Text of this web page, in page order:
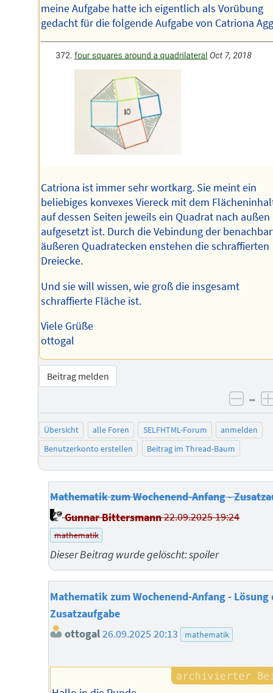
meine Aufgabe hatte ich eigentlich als Vorübung
gedacht für die folgende Aufgabe von Catriona
Catriona ist immer sehr wortkarg. Sie meint ein
beliebiges konvexes Viereck mit dem
auf dessen Seiten jeweils ein Quadrat nach außen
aufgesetzt ist. Durch die Vebindung der
äußeren Quadratecken enstehen die schraffierten
Dreiecke.
Und sie will wissen, wie groß die insgesamt
schraffierte Fläche ist.
Viele Grüße
ottogal
Beitrag melden
–
Übersicht alle Foren SELFHTML-Forum
anmelden
Benutzerkonto erstellen
Beitrag im Thread-Baum
Mathematik zum Wochenend-Anfang -
Gunnar Bittersmann22.09.2025 19:24
mathematik
Dieser Beitrag wurde gelöscht: spoiler
Mathematik zum Wochenend-Anfang - Lösung
Zusatzaufgabe
ottogal26.09.2025 20:13 mathematik